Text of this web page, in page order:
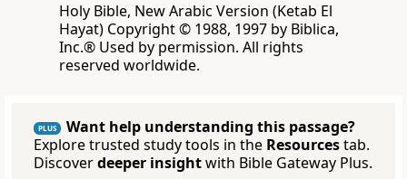
Holy Bible, New Arabic Version (Ketab El
Hayat) Copyright © 1988, 1997 by Biblica,
Inc.® Used by permission. All rights
reserved worldwide.
PLUS
Want help understanding this passage?
Explore trusted study tools in the Resourcestab.
Discoverdeeper insightwith Bible Gateway Plus.